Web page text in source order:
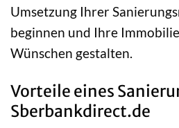
Umsetzung Ihrer
beginnen und Ihre
Wünschen gestalten.
Vorteile eines
Sberbankdirect.de